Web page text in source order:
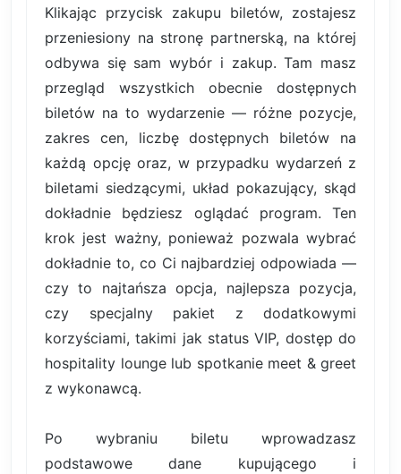
Klikając przycisk zakupu biletów, zostajesz
przeniesiony na stronę partnerską, na której
odbywa się sam wybór i zakup. Tam masz
przegląd wszystkich obecnie dostępnych
biletów na to wydarzenie — różne pozycje,
zakres cen, liczbę dostępnych biletów na
każdą opcję oraz, w przypadku wydarzeń z
biletami siedzącymi, układ pokazujący, skąd
dokładnie będziesz oglądać program. Ten
krok jest ważny, ponieważ pozwala wybrać
dokładnie to, co Ci najbardziej odpowiada —
czy to najtańsza opcja, najlepsza pozycja,
czy specjalny pakiet z dodatkowymi
korzyściami, takimi jak status VIP, dostęp do
hospitality lounge lub spotkanie meet & greet
z wykonawcą.
Po wybraniu biletu wprowadzasz
podstawowe dane kupującego i